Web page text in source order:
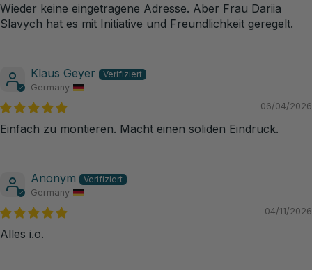
Wieder keine eingetragene Adresse. Aber Frau Dariia
Slavych hat es mit Initiative und Freundlichkeit geregelt.
Klaus Geyer
Germany
06/04/2026
Einfach zu montieren. Macht einen soliden Eindruck.
Anonym
Germany
04/11/2026
Alles i.o.